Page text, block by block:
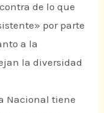
de lo que
por parte
a la
la diversidad
Nacional tiene